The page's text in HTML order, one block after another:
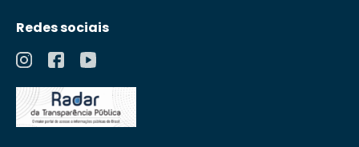
Redes sociais